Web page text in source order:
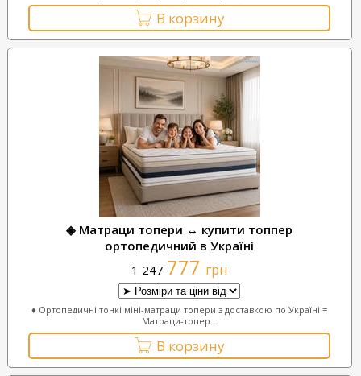
В корзину
◈ Матраци топери ↔ купити топпер
ортопедичний в Україні
1 247 777 грн
♦ Ортопедичні тонкі міні-матраци топери з доставкою по Україні ≡
Матраци-топер...
В корзину